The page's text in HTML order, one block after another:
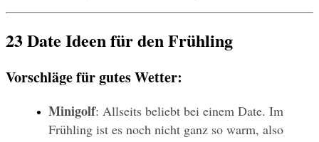
23 Date Ideen für den Frühling
Vorschläge für gutes Wetter:
Minigolf: Allseits beliebt bei einem Date. Im
Frühling ist es noch nicht ganz so warm, also